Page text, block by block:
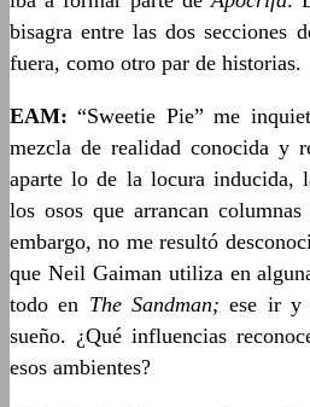
bisagra entre las dos
fuera, como otro par de historias.
EAM: “Sweetie Pie” me
mezcla de realidad conocida y
aparte lo de la locura inducida,
los osos que arrancan
embargo, no me resultó
que Neil Gaiman utiliza en
todo en The Sandman;ese ir y
sueño. ¿Qué influencias
esos ambientes?